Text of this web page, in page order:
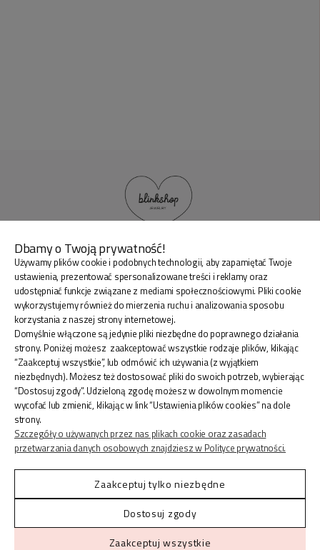
BLINK SHOP Joanna Pradellok, Dominów ul. Brylantowa
18 20-388 Lublin Polska
ZAKUPY
INFORMACJE
KONTO
Shoper.pl© 2026 Blinkshop ®
Dbamy o Twoją prywatność!
Używamy plików cookie i podobnych technologii, aby zapamiętać Twoje
ustawienia, prezentować spersonalizowane treści i reklamy oraz
udostępniać funkcje związane z mediami społecznościowymi. Pliki cookie
wykorzystujemy również do mierzenia ruchu i analizowania sposobu
korzystania z naszej strony internetowej.
Domyślnie włączone są jedynie pliki niezbędne do poprawnego działania
strony. Poniżej możesz zaakceptować wszystkie rodzaje plików, klikając
“Zaakceptuj wszystkie”, lub odmówić ich używania (z wyjątkiem
niezbędnych). Możesz też dostosować pliki do swoich potrzeb, wybierając
“Dostosuj zgody”. Udzieloną zgodę możesz w dowolnym momencie
wycofać lub zmienić, klikając w link “Ustawienia plików cookies” na dole
strony.
Szczegóły o używanych przez nas plikach cookie oraz zasadach
przetwarzania danych osobowych znajdziesz w Polityce prywatności.
Zaakceptuj tylko niezbędne
Dostosuj zgody
Zaakceptuj wszystkie